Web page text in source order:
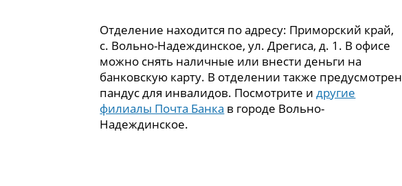
Отделение находится по адресу: Приморский край,
с. Вольно-Надеждинское, ул. Дрегиса, д. 1. В офисе
можно снять наличные или внести деньги на
банковскую карту. В отделении также предусмотрен
пандус для инвалидов. Посмотрите идругие
филиалы Почта Банка в городе Вольно-
Надеждинское.